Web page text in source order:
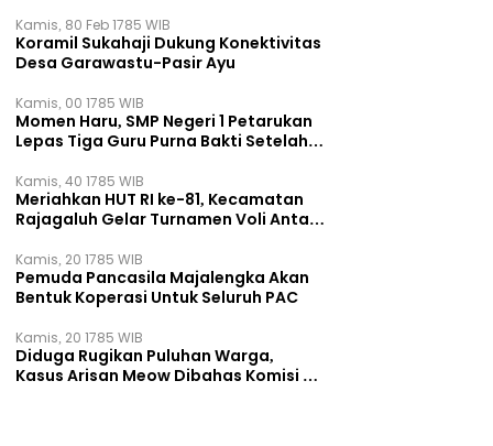
Kamis, 80 Feb 1785 WIB
Koramil Sukahaji Dukung Konektivitas
Desa Garawastu-Pasir Ayu
Kamis, 00 1785 WIB
Momen Haru, SMP Negeri 1 Petarukan
Lepas Tiga Guru Purna Bakti Setelah
Kamis, 40 1785 WIB
Meriahkan HUT RI ke-81, Kecamatan
Rajagaluh Gelar Turnamen Voli Antar
Kamis, 20 1785 WIB
Pemuda Pancasila Majalengka Akan
Bentuk Koperasi Untuk Seluruh PAC
Kamis, 20 1785 WIB
Diduga Rugikan Puluhan Warga,
Kasus Arisan Meow Dibahas Komisi B